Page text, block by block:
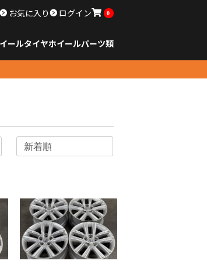
お気に入り ログイン 0
ールタイヤホイールパーツ類